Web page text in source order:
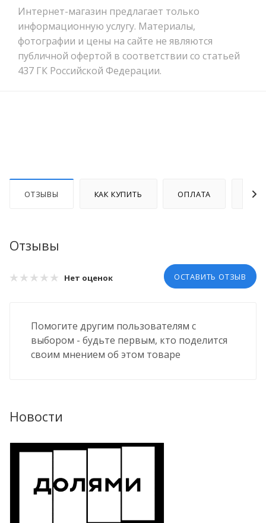
Интернет-магазин предлагает только
информационную услугу. Материалы,
фотографии и цены на сайте не являются
публичной офертой в соответствии со статьей
437 ГК Российской Федерации.
ОТЗЫВЫ КАК КУПИТЬ ОПЛАТА
Отзывы
Нет оценок ОСТАВИТЬ ОТЗЫВ
Помогите другим пользователям с
выбором - будьте первым, кто поделится
своим мнением об этом товаре
Новости